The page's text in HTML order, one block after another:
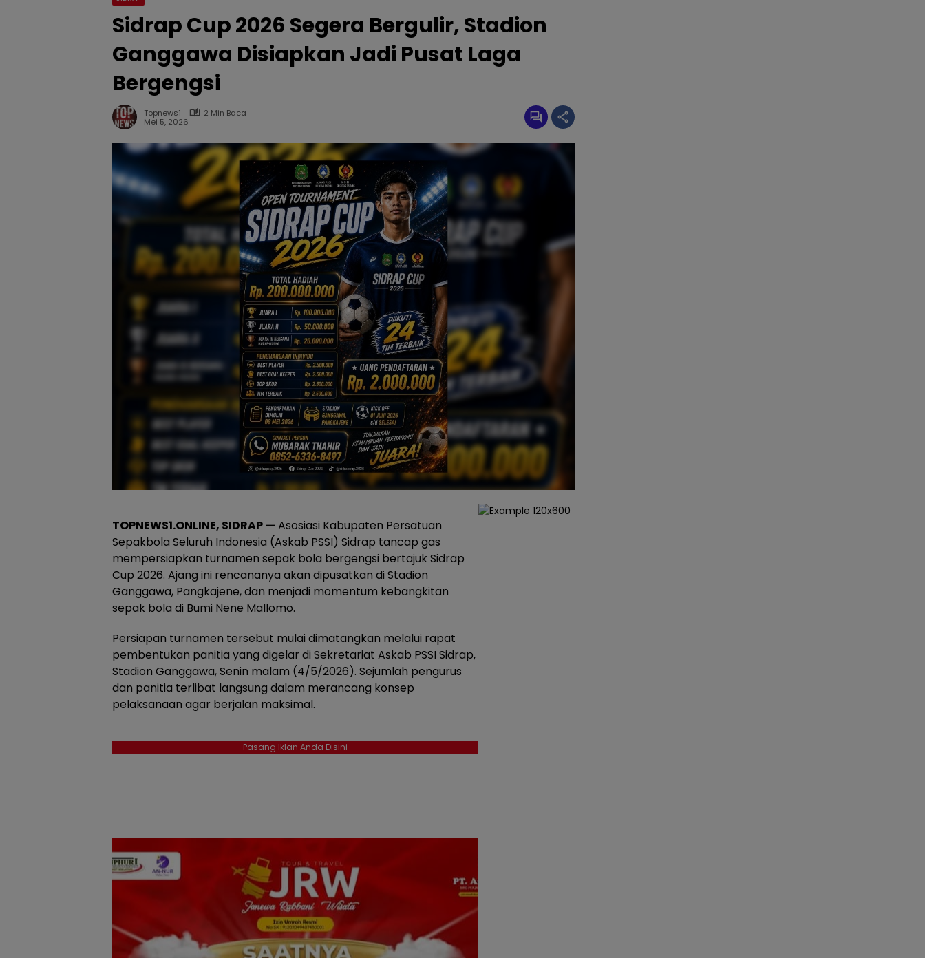
Sidrap Cup 2026 Segera Bergulir, Stadion
Ganggawa Disiapkan Jadi Pusat Laga
Bergengsi
Topnews1
2 Min Baca
Mei 5, 2026
TOPNEWS1.ONLINE, SIDRAP — Asosiasi Kabupaten Persatuan
Sepakbola Seluruh Indonesia (Askab PSSI) Sidrap tancap gas
mempersiapkan turnamen sepak bola bergengsi bertajuk Sidrap
Cup 2026. Ajang ini rencananya akan dipusatkan di Stadion
Ganggawa, Pangkajene, dan menjadi momentum kebangkitan
sepak bola di Bumi Nene Mallomo.
Persiapan turnamen tersebut mulai dimatangkan melalui rapat
pembentukan panitia yang digelar di Sekretariat Askab PSSI Sidrap,
Stadion Ganggawa, Senin malam (4/5/2026). Sejumlah pengurus
dan panitia terlibat langsung dalam merancang konsep
pelaksanaan agar berjalan maksimal.
Pasang Iklan Anda Disini